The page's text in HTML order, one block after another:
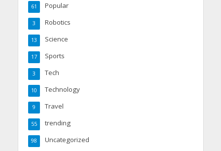
Popular
61
Robotics
3
Science
13
Sports
17
Tech
3
Technology
10
Travel
9
trending
55
Uncategorized
98